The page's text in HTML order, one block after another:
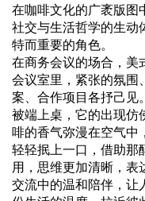
在咖啡文化的广袤版图
社交与生活哲学的生动
特而重要的角色。
在商务会议的场合，美
会议室里，紧张的氛围
案、合作项目各抒己见
被端上桌，它的出现仿
啡的香气弥漫在空气中
轻轻抿上一口，借助那
用，思维更加清晰，表
交流中的温和陪伴，让